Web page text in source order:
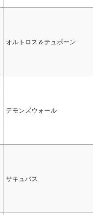
オルトロス＆テュポーン
デモンズウォール
サキュバス